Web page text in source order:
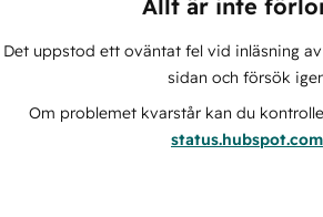
Allt är inte
Det uppstod ett oväntat fel vid inläsning
sidan och försök
Om problemet kvarstår kan du
status.hubspot.com